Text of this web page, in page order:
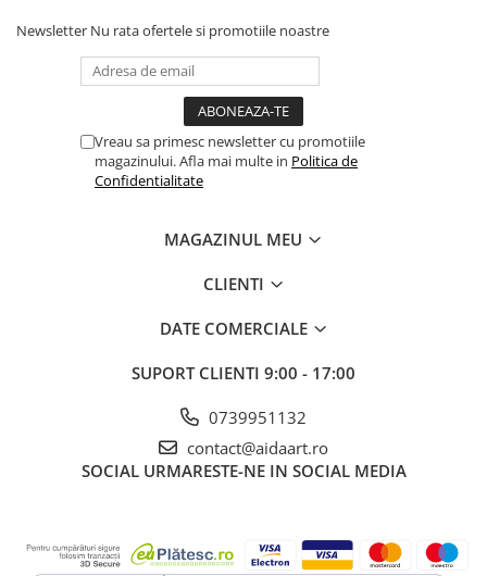
Newsletter Nu rata ofertele si promotiile noastre
Vreau sa primesc newsletter cu promotiile
magazinului. Afla mai multe in Politica de
Confidentialitate
MAGAZINUL MEU
CLIENTI
DATE COMERCIALE
SUPORT CLIENTI 9:00 - 17:00
0739951132
contact@aidaart.ro
SOCIAL URMARESTE-NE IN SOCIAL MEDIA